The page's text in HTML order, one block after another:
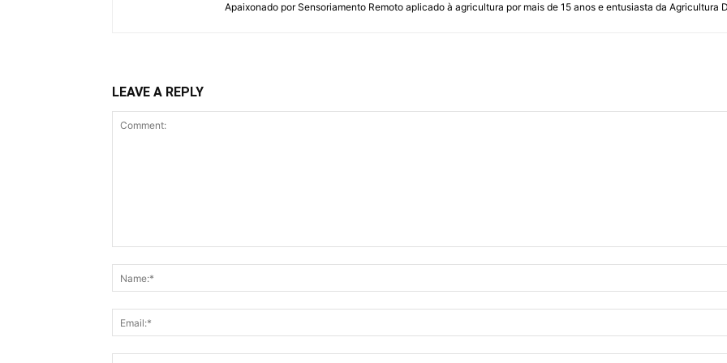
Apaixonado por Sensoriamento Remoto aplicado à agricultura por mais de 15 anos e entusiasta da Agricultura
LEAVE A REPLY